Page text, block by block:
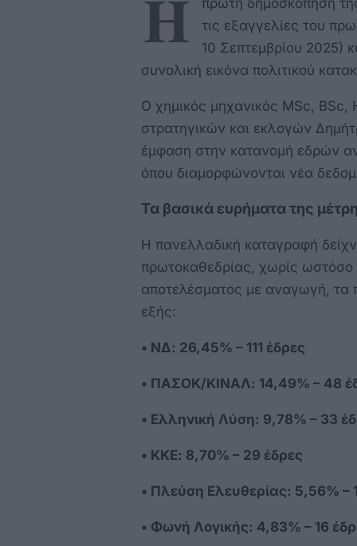
Η
πρώτη δημοσκόπηση
τις εξαγγελίες του
10 Σεπτεμβρίου 2025)
συνολική εικόνα πολιτικού
Ο χημικός μηχανικός MSc, BSc,
στρατηγικών και εκλογών
έμφαση στην κατανομή εδρών
όπου διαμορφώνονται νέα
Τα βασικά ευρήματα της
Η πανελλαδική καταγραφή
πρωτοκαθεδρίας, χωρίς ωστόσο
αποτελέσματος με αναγωγή, τα
εξής:
• ΝΔ: 26,45% – 111 έδρες
• ΠΑΣΟΚ/ΚΙΝΑΛ: 14,49% – 48
• Ελληνική Λύση: 9,78% – 33
• ΚΚΕ: 8,70% – 29 έδρες
• Πλεύση Ελευθερίας: 5,56% –
• Φωνή Λογικής: 4,83% – 16